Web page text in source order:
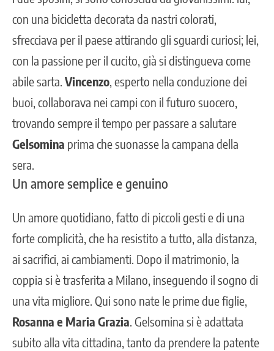
con una bicicletta decorata da nastri colorati,
sfrecciava per il paese attirando gli sguardi curiosi; lei,
con la passione per il cucito, già si distingueva come
abile sarta. Vincenzo , esperto nella conduzione dei
buoi, collaborava nei campi con il futuro suocero,
trovando sempre il tempo per passare a salutare
Gelsomina prima che suonasse la campana della
sera.
Un amore semplice e genuino
Un amore quotidiano, fatto di piccoli gesti e di una
forte complicità, che ha resistito a tutto, alla distanza,
ai sacrifici, ai cambiamenti. Dopo il matrimonio, la
coppia si è trasferita a Milano, inseguendo il sogno di
una vita migliore. Qui sono nate le prime due figlie,
Rosanna e Maria Grazia. Gelsomina si è adattata
subito alla vita cittadina, tanto da prendere la patente